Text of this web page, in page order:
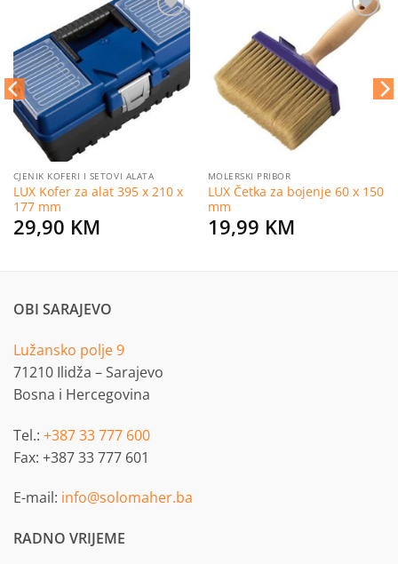
Dodaj
na
listu
želja
CJENIK KOFERI I SETOVI ALATA
LUX Kofer za alat 395 x 210 x
177 mm
29,90 KM
Dodaj
MOLERSKI PRIBOR
LUX Četka za bojenje 60 x 150
mm
19,99 KM
OBI SARAJEVO
Lužansko polje 9
71210 Ilidža – Sarajevo
Bosna i Hercegovina
Tel.: +387 33 777 600
Fax: +387 33 777 601
E-mail: info@solomaher.ba
RADNO VRIJEME